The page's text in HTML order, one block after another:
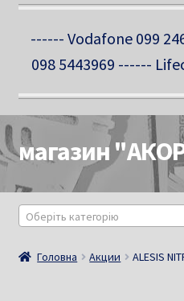
------ Vodafone 099
098 5443969 ------
Перейти
до
навігації
Перейти
до
вмісту
магазин
Про нас
Оберіть категорію
Головна Акции ALESIS